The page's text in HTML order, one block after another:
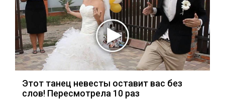
Этот танец невесты оставит вас без
слов! Пересмотрела 10 раз